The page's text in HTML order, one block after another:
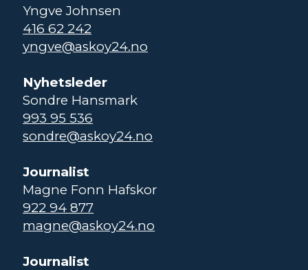
Yngve Johnsen
416 62 242
yngve@askoy24.no
Nyhetsleder
Sondre Hansmark
993 95 536
sondre@askoy24.no
Journalist
Magne Fonn Hafskor
922 94 877
magne@askoy24.no
Journalist